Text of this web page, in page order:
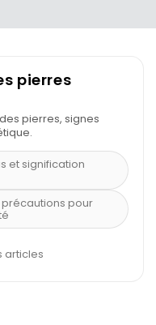
pierres
pierres, signes
et signification
pour
de pierre
articles